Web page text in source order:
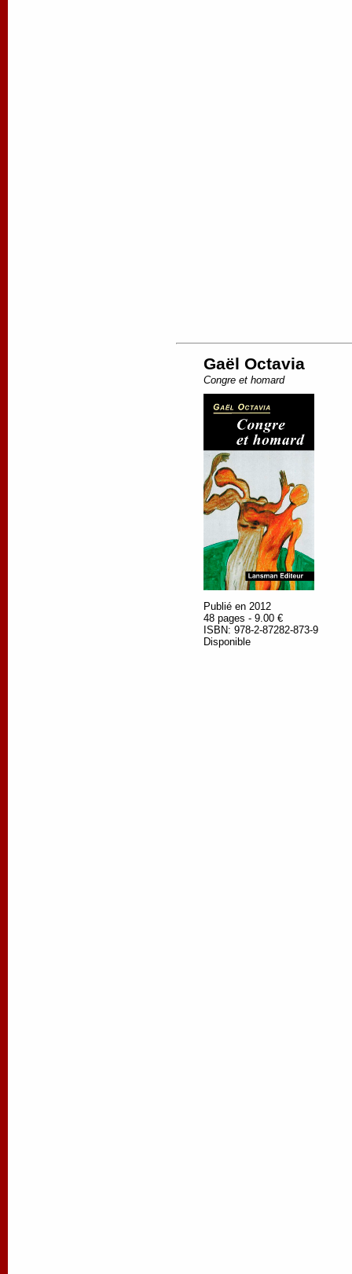
Gaël Octavia
Congre et homard
Publié en 2012
48 pages - 9.00 €
ISBN: 978-2-87282-873-9
Disponible